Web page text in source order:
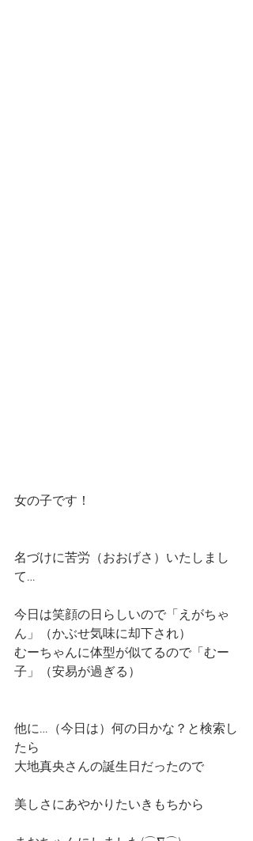
女の子です！
名づけに苦労（おおげさ）いたしまし
て…
今日は笑顔の日らしいので「えがちゃ
ん」（かぶせ気味に却下され）
むーちゃんに体型が似てるので「むー
子」（安易が過ぎる）
他に…（今日は）何の日かな？と検索し
たら
大地真央さんの誕生日だったので
美しさにあやかりたいきもちから